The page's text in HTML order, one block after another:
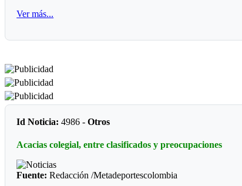
deportista con más galardones en los Juegos Nacionales. Le
Ver más...
Id Noticia: 4986 -Otros
Acacias colegial, entre clasificados y preocupaciones
Fuente: Redacción /Metadeportescolombia